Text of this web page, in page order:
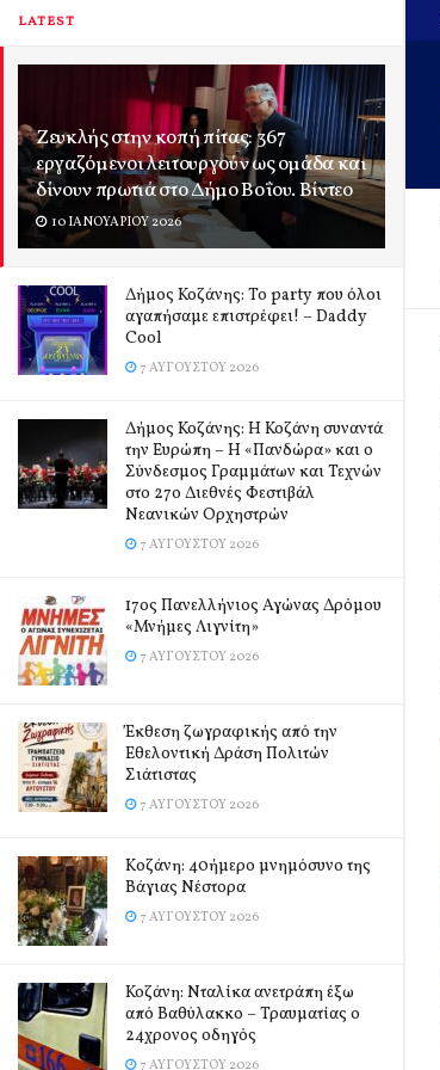
LATEST
Ζευκλής στην κοπή πίτας: 367
εργαζόμενοι λειτουργούν ως ομάδα και
δίνουν πρωτιά στο Δήμο Βοΐου. Βίντεο
10 ΙΑΝΟΥΑΡΊΟΥ 2026
Δήμος Κοζάνης: Το party που όλοι
αγαπήσαμε επιστρέφει! – Daddy
Cool
7 ΑΥΓΟΎΣΤΟΥ 2026
Δήμος Κοζάνης: Η Κοζάνη συναντά
την Ευρώπη – Η «Πανδώρα» και ο
Σύνδεσμος Γραμμάτων και Τεχνών
στο 27ο Διεθνές Φεστιβάλ
Νεανικών Ορχηστρών
7 ΑΥΓΟΎΣΤΟΥ 2026
17ος Πανελλήνιος Αγώνας Δρόμου
«Μνήμες Λιγνίτη»
7 ΑΥΓΟΎΣΤΟΥ 2026
Έκθεση ζωγραφικής από την
Εθελοντική Δράση Πολιτών
Σιάτιστας
7 ΑΥΓΟΎΣΤΟΥ 2026
Kοζάνη: 40ήμερο μνημόσυνο της
Βάγιας Νέστορα
7 ΑΥΓΟΎΣΤΟΥ 2026
Κοζάνη: Νταλίκα ανετράπη έξω
από Βαθύλακκο – Τραυματίας ο
24χρονος οδηγός
7 ΑΥΓΟΎΣΤΟΥ 2026